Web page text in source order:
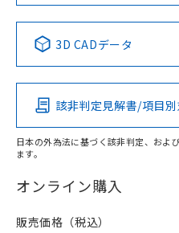
Pb Hg
O
在庫等で未対応品が混在す
問い合わせください。
No No
この製
その他の認証はこち
3D CADデータ
該非判定見解書/項目
日本の外為法に基づく該非判定、およ
ます。
オンライン購入
販売価格（税込）